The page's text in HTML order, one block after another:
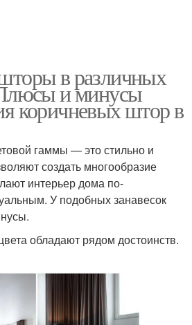
в различных
и минусы
коричневых штор в
гаммы — это стильно и
создать многообразие
интерьер дома по-
У подобных занавесок
обладают рядом достоинств.